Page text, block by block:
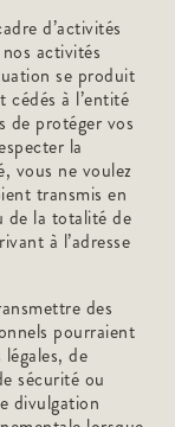
d’activités
activités
se produit
cédés à l’entité
de protéger vos
la
vous ne voulez
transmis en
de la totalité de
à l’adresse
des
pourraient
de
sécurité ou
divulgation